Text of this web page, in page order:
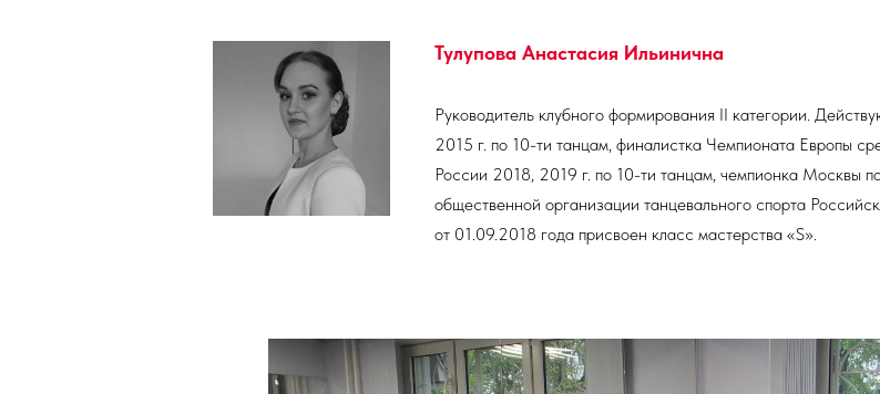
Тулупова Анастасия Ильинична
Руководитель клубного формирования II категории.
2015 г. по 10-ти танцам, финалистка Чемпионата Европы
России 2018, 2019 г. по 10-ти танцам, чемпионка Москвы
общественной организации танцевального спорта
от 01.09.2018 года присвоен класс мастерства «S».